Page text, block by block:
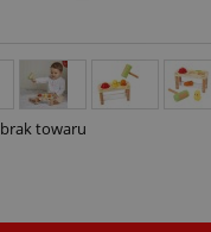
brak towaru